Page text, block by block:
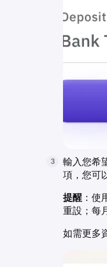
3
輸入您希
項，您可
提醒：使
重設；每
如需更多